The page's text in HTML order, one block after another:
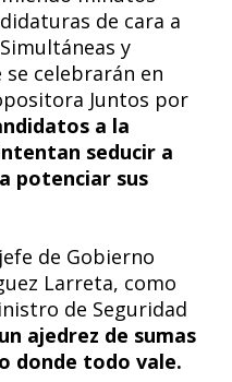
de cara a
y
se celebrarán en
Juntos por
a la
seducir a
potenciar sus
de Gobierno
Larreta, como
de Seguridad
ajedrez de sumas
donde todo vale.